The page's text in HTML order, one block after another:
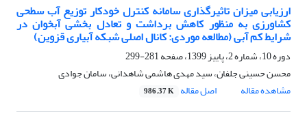
ارزیابی میزان تاثیرگذاری سامانه کنترل خودکار توزیع آب سطحی
کشاورزی به منظور کاهش برداشت و تعادل بخشی آبخوان در
شرایط کم آبی (مطالعه موردی: کانال اصلی شبکه آبیاری قزوین)
دوره 10، شماره 2، پاییز 1399، صفحه
281-299
محسن حسینی جلفان، سید مهدی هاشمی شاهدانی، سامان جوادی
مشاهده مقاله
اصل مقاله 986.37 K